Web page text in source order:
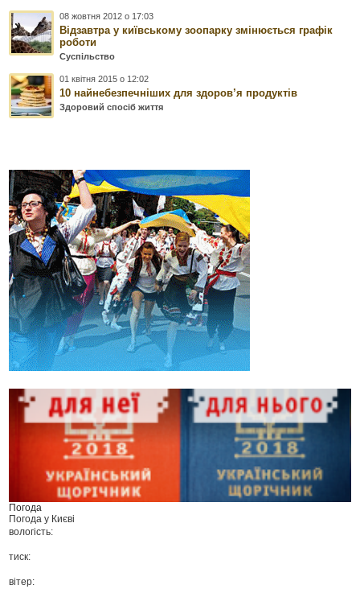
08 жовтня 2012 о 17:03
Відзавтра у київському зоопарку змінюється графік
роботи
Суспільство
01 квітня 2015 о 12:02
10 найнебезпечніших для здоров’я продуктів
Здоровий спосіб життя
Погода
Погода у Києві
вологість:
тиск:
вітер: